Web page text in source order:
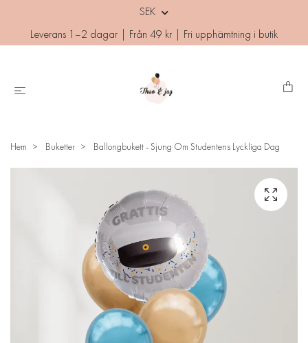
SEK
Leverans 1–2 dagar | Från 49 kr | Fri upphämtning i butik
Hem Buketter Ballongbukett - Sjung Om Studentens Lyckliga Dag